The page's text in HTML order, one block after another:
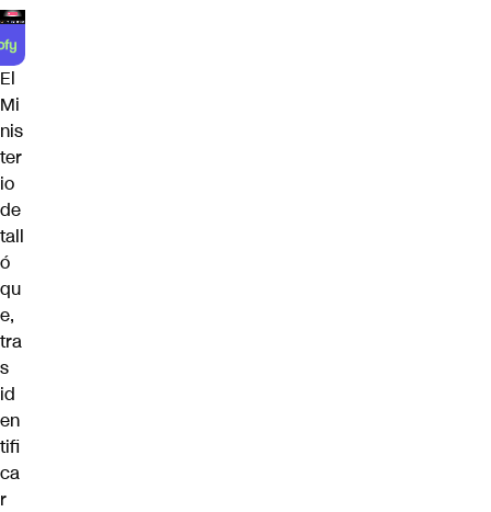
El
Mi
nis
ter
io
de
tall
ó
qu
e,
tra
s
id
en
tifi
ca
r